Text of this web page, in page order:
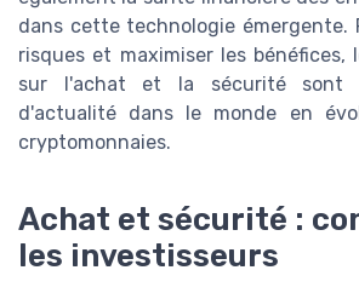
dans cette technologie émergente.
risques et maximiser les bénéfices,
sur l'achat et la sécurité sont
d'actualité dans le monde en
cryptomonnaies.
Achat et sécurité :
les investisseurs